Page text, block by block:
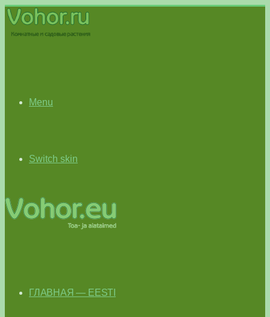
Menu
Switch skin
ГЛАВНАЯ — EESTI